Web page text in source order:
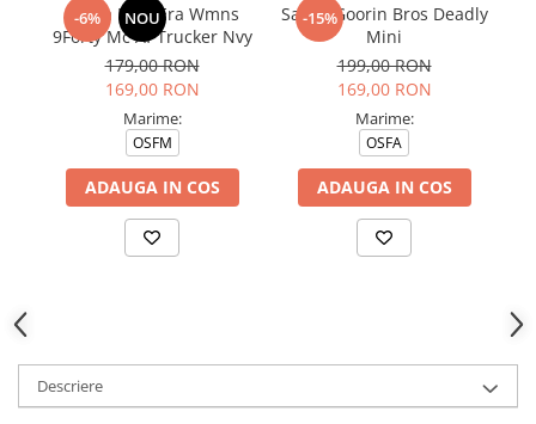
-6% NOU
Sapca New Era Wmns
9Forty Mc Af Trucker Nvy
179,00 RON
169,00 RON
Marime:
OSFM
ADAUGA IN COS
-15%
Sapca Goorin Bros Deadly
Mini
199,00 RON
169,00 RON
Marime:
OSFA
ADAUGA IN COS
Descriere